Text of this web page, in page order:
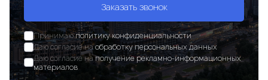
Заказать звонок
Принимаюполитику конфиденциальности
Даю согласие наобработку персональных данных
Даю согласие наполучение рекламно-информационных
материалов